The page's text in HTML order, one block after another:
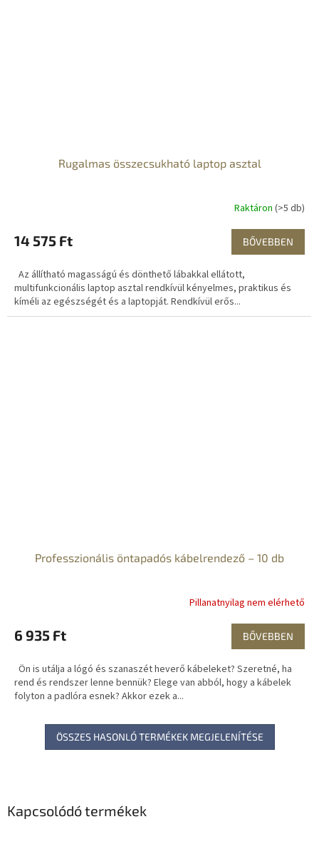
Kapcsolódó termékek
Rugalmas összecsukható laptop asztal
Raktáron (>5 db)
14 575 Ft BŐVEBBEN
Az állítható magasságú és dönthető lábakkal ellátott,
multifunkcionális laptop asztal rendkívül kényelmes, praktikus és
kíméli az egészségét és a laptopját. Rendkívül erős...
Professzionális öntapadós kábelrendező – 10 db
Pillanatnyilag nem elérhető
6 935 Ft BŐVEBBEN
Ön is utálja a lógó és szanaszét heverő kábeleket? Szeretné, ha
rend és rendszer lenne bennük? Elege van abból, hogy a kábelek
folyton a padlóra esnek? Akkor ezek a...
ÖSSZES HASONLÓ TERMÉKEK MEGJELENÍTÉSE